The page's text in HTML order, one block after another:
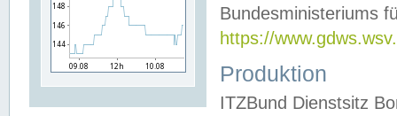
Bundesministeriums
https://
Produktion
ITZBund Dienstsitz